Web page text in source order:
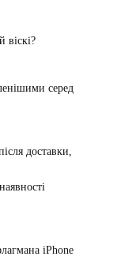
віскі?
серед
доставки,
iPhone